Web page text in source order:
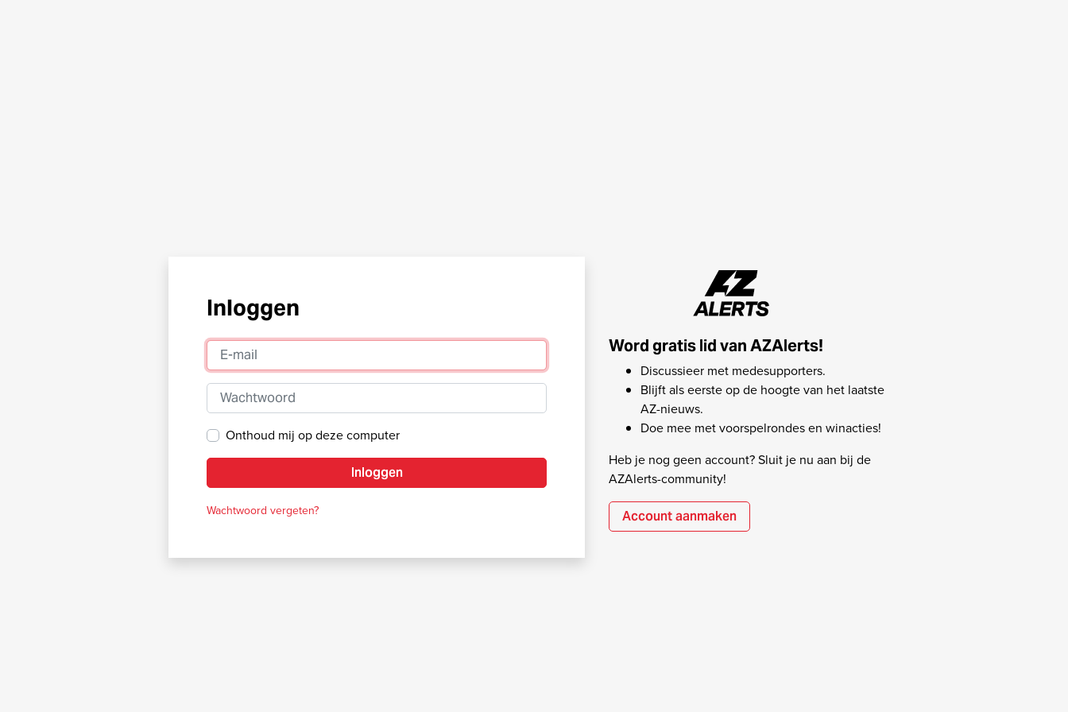
Inloggen
E-mail
Wachtwoord
Onthoud mij op deze computer
Inloggen
Wachtwoord vergeten?
Word gratis lid van AZAlerts!
Discussieer met medesupporters.
Blijft als eerste op de hoogte van het laatste
AZ-nieuws.
Doe mee met voorspelrondes en winacties!
Heb je nog geen account? Sluit je nu aan bij de
AZAlerts-community!
Account aanmaken